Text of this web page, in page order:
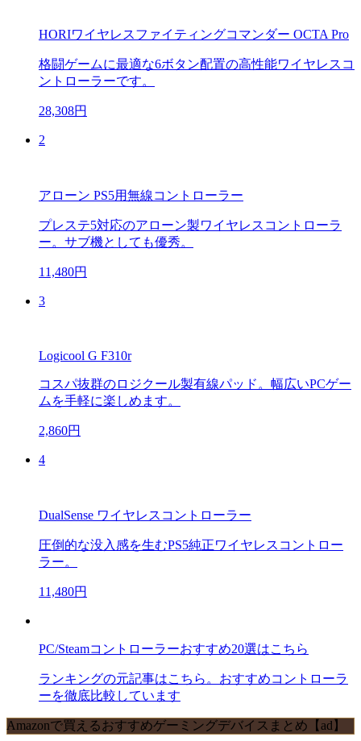
HORIワイヤレスファイティングコマンダー OCTA Pro
格闘ゲームに最適な6ボタン配置の高性能ワイヤレスコ
ントローラーです。
28,308円
2
アローン PS5用無線コントローラー
プレステ5対応のアローン製ワイヤレスコントローラ
ー。サブ機としても優秀。
11,480円
3
Logicool G F310r
コスパ抜群のロジクール製有線パッド。幅広いPCゲー
ムを手軽に楽しめます。
2,860円
4
DualSense ワイヤレスコントローラー
圧倒的な没入感を生むPS5純正ワイヤレスコントロー
ラー。
11,480円
PC/Steamコントローラーおすすめ20選はこちら
ランキングの元記事はこちら。おすすめコントローラ
ーを徹底比較しています
Amazonで買えるおすすめゲーミングデバイスまとめ【ad】